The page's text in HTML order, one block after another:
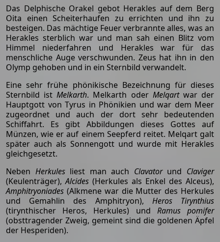
Das Delphische Orakel gebot Herakles auf dem Berg
Oita einen Scheiterhaufen zu errichten und ihn zu
besteigen. Das mächtige Feuer verbrannte alles, was an
Herakles sterblich war und man sah einen Blitz vom
Himmel niederfahren und Herakles war für das
menschliche Auge verschwunden. Zeus hat ihn in den
Olymp gehoben und in ein Sternbild verwandelt.
Eine sehr frühe phönikische Bezeichnung für dieses
Sternbild istMelkarth. Melkarth oder Melqartwar der
Hauptgott von Tyrus in Phönikien und war dem Meer
zugeordnet und auch der dort sehr bedeutenden
Schiffahrt. Es gibt Abbildungen dieses Gottes auf
Münzen, wie er auf einem Seepferd reitet. Melqart galt
später auch als Sonnengott und wurde mit Herakles
gleichgesetzt.
Neben Herkulesliest man auch Clavatorund Claviger
(Keulenträger),Alcides (Herkules als Enkel des Alceus),
Amphitryoniades (Alkmene war die Mutter des Herkules
und Gemahlin des Amphitryon), Heros Tirynthius
(tirynthischer Heros, Herkules) und Ramus pomifer
(obsttragender Zweig, gemeint sind die goldenen Äpfel
der Hesperiden).